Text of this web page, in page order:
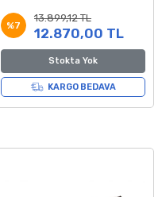
%7
13.899,12 TL
12.870,00 TL
Stokta Yok
KARGO BEDAVA